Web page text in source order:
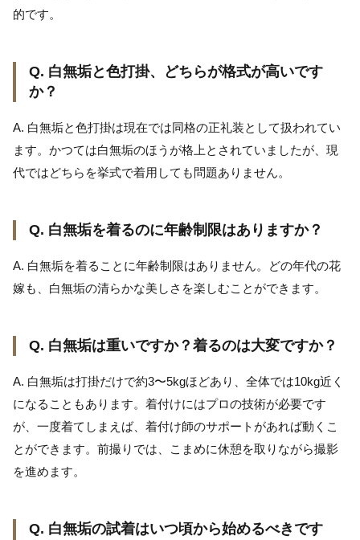
的です。
Q. 白無垢と色打掛、どちらが格式が高いです
か？
A. 白無垢と色打掛は現在では同格の正礼装として扱われてい
ます。かつては白無垢のほうが格上とされていましたが、現
代ではどちらを挙式で着用しても問題ありません。
Q. 白無垢を着るのに年齢制限はありますか？
A. 白無垢を着ることに年齢制限はありません。どの年代の花
嫁も、白無垢の清らかな美しさを楽しむことができます。
Q. 白無垢は重いですか？着るのは大変ですか？
A. 白無垢は打掛だけで約3〜5kgほどあり、全体では10kg近く
になることもあります。着付けにはプロの技術が必要です
が、一度着てしまえば、着付け師のサポートがあれば動くこ
とができます。前撮りでは、こまめに休憩を取りながら撮影
を進めます。
Q. 白無垢の試着はいつ頃から始めるべきです